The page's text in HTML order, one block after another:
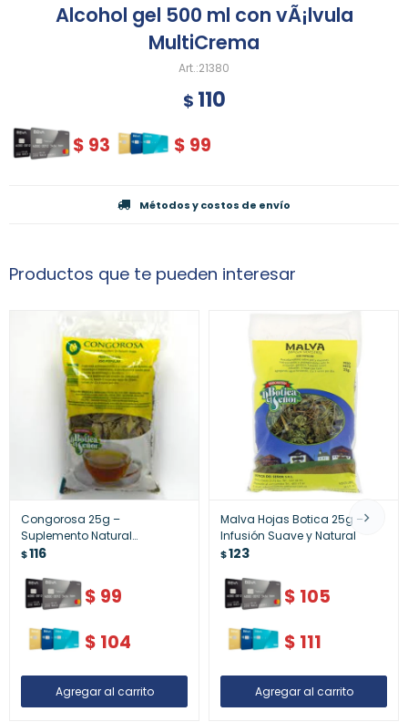
Alcohol gel 500 ml con vÃ¡lvula
MultiCrema
21380
$ 110
$ 93 $ 99
Métodos y costos de envío
Productos que te pueden interesar
Congorosa 25g –
Suplemento Natural
Tradicional
$116
$ 99
$ 104
Malva Hojas Botica 25g –
Infusión Suave y Natural
$123
$ 105
$ 111